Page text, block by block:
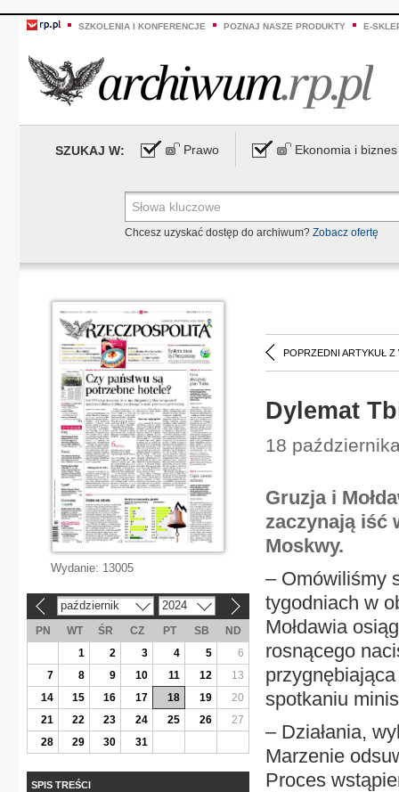
SZKOLENIA I KONFERENCJE POZNAJ NASZE PRODUKTY E-
SZUKAJ W: Prawo Ekonomia i biznes
Chcesz uzyskać dostęp do archiwum? Zobacz ofertę
POPRZEDNI ARTYKUŁ Z
Dylemat
18
Gruzja i
zaczynają iść
Moskwy.
– Omówiliśmy
tygodniach w
Mołdawia
rosnącego
spotkaniu
– Działania,
Marzenie
Proces
Wydanie: 13005
październik 2024
PN WT ŚR CZ PT SB
ND
1
2 3 4 5
6
7
8 9 10 11 12
13
14
15 16 17 18 19
20
21
22 23 24 25 26
27
28
29 30 31
SPIS TREŚCI